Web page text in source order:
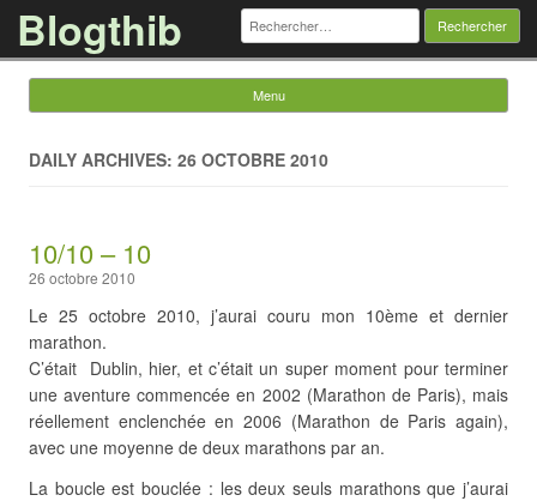
Blogthib Rechercher :
Menu
DAILY ARCHIVES: 26 OCTOBRE 2010
10/10 – 10
26 octobre 2010
Le 25 octobre 2010, j’aurai couru mon 10ème et dernier
marathon.
C’était Dublin, hier, et c’était un super moment pour terminer
une aventure commencée en 2002 (Marathon de Paris), mais
réellement enclenchée en 2006 (Marathon de Paris again),
avec une moyenne de deux marathons par an.
La boucle est bouclée : les deux seuls marathons que j’aurai